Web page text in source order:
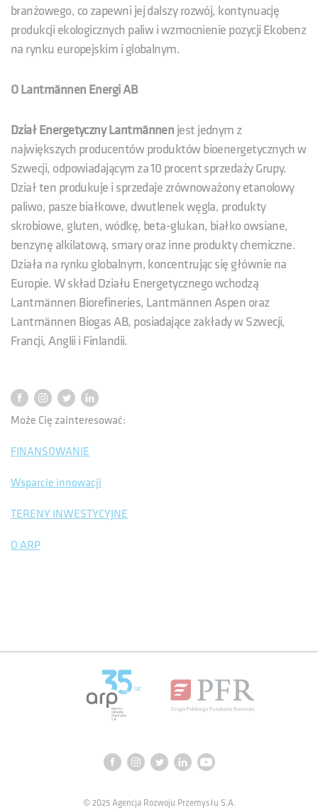
branżowego, co zapewni jej dalszy rozwój, kontynuację
produkcji ekologicznych paliw i wzmocnienie pozycji Ekobenz
na rynku europejskim i globalnym.
O Lantmännen Energi AB
Dział Energetyczny Lantmännen jest jednym z
największych producentów produktów bioenergetycznych w
Szwecji, odpowiadającym za 10 procent sprzedaży Grupy.
Dział ten produkuje i sprzedaje zrównoważony etanolowy
paliwo, pasze białkowe, dwutlenek węgla, produkty
skrobiowe, gluten, wódkę, beta-glukan, białko owsiane,
benzynę alkilatową, smary oraz inne produkty chemiczne.
Działa na rynku globalnym, koncentrując się głównie na
Europie. W skład Działu Energetycznego wchodzą
Lantmännen Biorefineries, Lantmännen Aspen oraz
Lantmännen Biogas AB, posiadające zakłady w Szwecji,
Francji, Anglii i Finlandii.
Może Cię zainteresować:
FINANSOWANIE
Wsparcie innowacji
TERENY INWESTYCYJNE
O ARP
© 2025 Agencja Rozwoju Przemysłu S.A.